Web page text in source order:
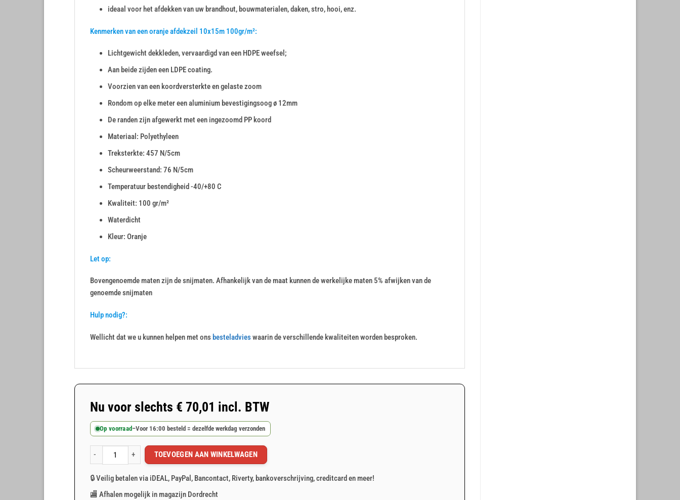
ideaal voor het afdekken van uw brandhout, bouwmaterialen, daken, stro, hooi, enz.
Kenmerken van een oranje afdekzeil 10x15m 100gr/m²:
Lichtgewicht dekkleden, vervaardigd van een HDPE weefsel;
Aan beide zijden een LDPE coating.
Voorzien van een koordversterkte en gelaste zoom
Rondom op elke meter een aluminium bevestigingsoog ø 12mm
De randen zijn afgewerkt met een ingezoomd PP koord
Materiaal: Polyethyleen
Treksterkte: 457 N/5cm
Scheurweerstand: 76 N/5cm
Temperatuur bestendigheid -40/+80 C
Kwaliteit: 100 gr/m²
Waterdicht
Kleur: Oranje
Let op:
Bovengenoemde maten zijn de snijmaten. Afhankelijk van de maat kunnen de werkelijke maten 5% afwijken van de
genoemde snijmaten
Hulp nodig?:
Wellicht dat we u kunnen helpen met ons besteladvieswaarin de verschillende kwaliteiten worden besproken.
Nu voor slechts € 70,01 incl. BTW
Op voorraad –Voor 16:00 besteld = dezelfde werkdag verzonden
Oranje afdekzeil 10x15m 100gr/m² aantal
TOEVOEGEN AAN WINKELWAGEN
🔒 Veilig betalen via iDEAL, PayPal, Bancontact, Riverty, bankoverschrijving, creditcard en meer!
🏬 Afhalen mogelijk in magazijn Dordrecht